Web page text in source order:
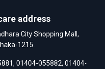
address
City Shopping Mall,
1215.
, 01404-055882, 01404-